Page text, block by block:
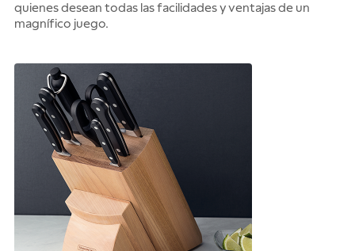
quienes desean todas las facilidades y ventajas de un
magnífico juego.